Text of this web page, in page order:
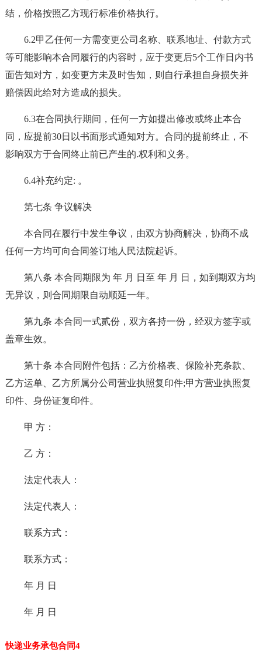
结，价格按照乙方现行标准价格执行。
6.2甲乙任何一方需变更公司名称、联系地址、付款方式
等可能影响本合同履行的内容时，应于变更后5个工作日内书
面告知对方，如变更方未及时告知，则自行承担自身损失并
赔偿因此给对方造成的损失。
6.3在合同执行期间，任何一方如提出修改或终止本合
同，应提前30日以书面形式通知对方。合同的提前终止，不
影响双方于合同终止前已产生的.权利和义务。
6.4补充约定: 。
第七条 争议解决
本合同在履行中发生争议，由双方协商解决，协商不成
任何一方均可向合同签订地人民法院起诉。
第八条 本合同期限为 年 月 日至 年 月 日，如到期双方均
无异议，则合同期限自动顺延一年。
第九条 本合同一式贰份，双方各持一份，经双方签字或
盖章生效。
第十条 本合同附件包括：乙方价格表、保险补充条款、
乙方运单、乙方所属分公司营业执照复印件;甲方营业执照复
印件、身份证复印件。
甲 方：
乙 方：
法定代表人：
法定代表人：
联系方式：
联系方式：
年 月 日
年 月 日
快递业务承包合同4